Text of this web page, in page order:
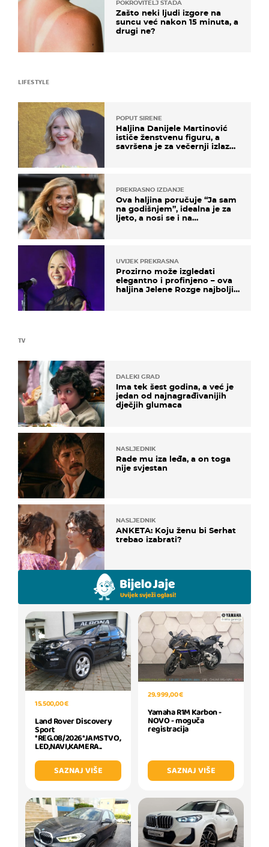
POKROVITELJ STADA
Zašto neki ljudi izgore na
suncu već nakon 15 minuta, a
drugi ne?
TV
DALEKI GRAD
Ima tek šest godina, a već je
jedan od najnagrađivanijih
dječjih glumaca
NASLJEDNIK
Rade mu iza leđa, a on toga
nije svjestan
NASLJEDNIK
ANKETA: Koju ženu bi Serhat
trebao izabrati?
LIFESTYLE
POPUT SIRENE
Haljina Danijele Martinović
ističe ženstvenu figuru, a
savršena je za večernji izlazak
PREKRASNO IZDANJE
Ova haljina poručuje “Ja sam
na godišnjem”, idealna je za
ljeto, a nosi se i na
UVIJEK PREKRASNA
Prozirno može izgledati
elegantno i profinjeno – ova
haljina Jelene Rozge najbolji
15.500,00 €
Land Rover Discovery
Sport
*REG.08/2026*JAMSTVO,
LED,NAVI,KAMERA..
SAZNAJ VIŠE
29.999,00 €
Yamaha R1M Karbon -
NOVO - moguča
registracija
SAZNAJ VIŠE